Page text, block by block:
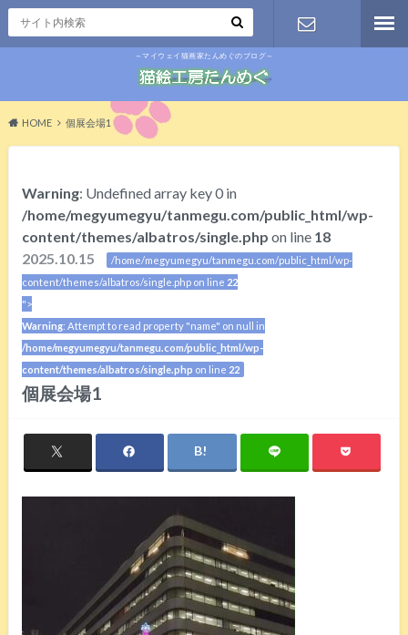
～マイウェイ猫画家たんめぐのブログ～
HOME 個展会場1
Warning: Undefined array key 0 in
/home/megyumegyu/tanmegu.com/public_html/wp-
content/themes/albatros/single.php on line 18
2025.10.15
/home/megyumegyu/tanmegu.com/public_html/wp-
content/themes/albatros/single.php on line 22
">
Warning: Attempt to read property "name" on null in
/home/megyumegyu/tanmegu.com/public_html/wp-
content/themes/albatros/single.php on line 22
個展会場1